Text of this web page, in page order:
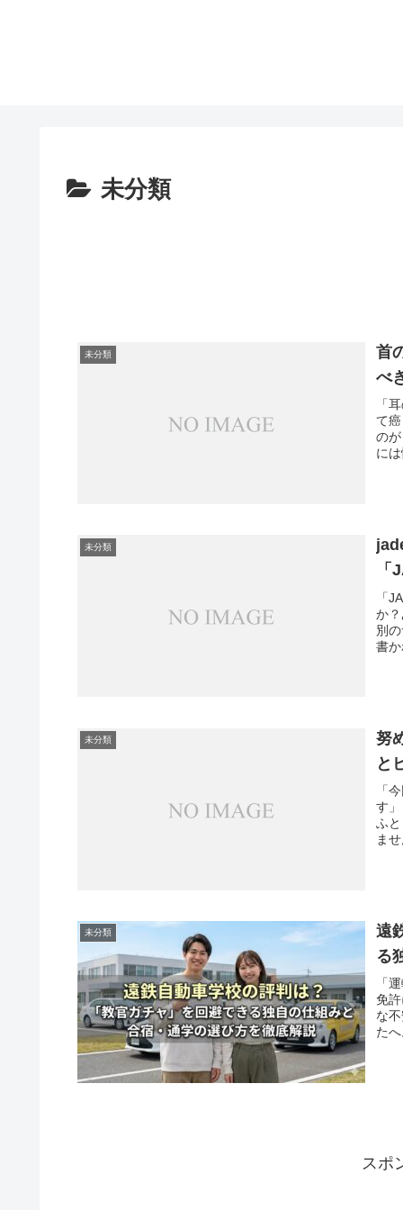
未分類
未分類
首
べ
「
て
の
に
未分類
「
か
別
書
未分類
努
と
「
す
ふ
ま
未分類
遠
る
「
免
な
た
スポ